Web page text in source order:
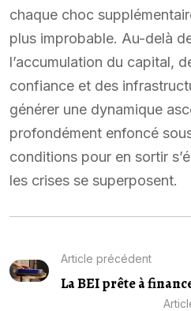
chaque choc
plus improbable. Au-delà
l’accumulation du capital,
confiance et des
générer une dynamique
profondément enfoncé
conditions pour en sortir
les crises se superposent.
Article précédent
La BEI prête à